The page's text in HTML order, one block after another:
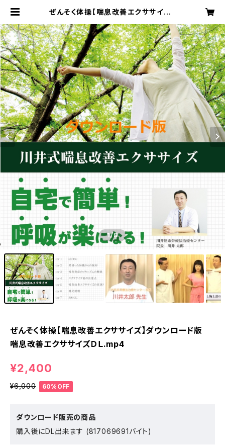
ぜんそく体操【喘息改善エクササイズ】
SHOP
1/8
ぜんそく体操【喘息改善エクササイズ】ダウンロード版
喘息改善エクササイズＤＬ.mp4
¥2,400
¥6,000 60%OFF
ダウンロード販売の商品
購入後にDL出来ます (817069691バイト)